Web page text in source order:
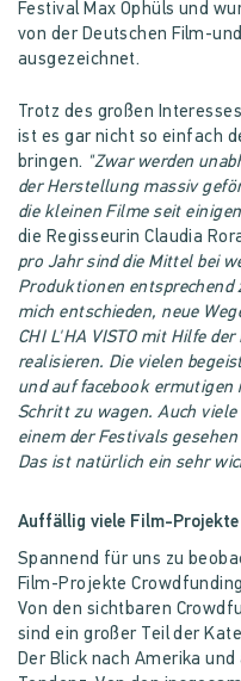
Festival Max Ophüls und
von der Deutschen Film-
ausgezeichnet.
Trotz des großen
ist es gar nicht so einfach
bringen. "Zwar werden
der Herstellung massiv
die kleinen Filme seit
die Regisseurin Claudia
pro Jahr sind die Mittel bei
Produktionen entsprechend
mich entschieden, neue
CHI L'HA VISTO mit Hilfe
realisieren. Die vielen
und auf facebook
Schritt zu wagen. Auch
einem der Festivals
Das ist natürlich ein sehr
Auffällig viele Film-
Spannend für uns zu
Film-Projekte
Von den sichtbaren
sind ein großer Teil der
Der Blick nach Amerika